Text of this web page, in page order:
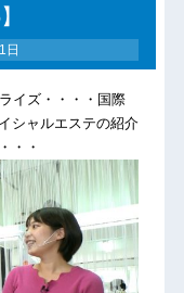
日
イズ・・・・国際
シャルエステの紹介
・・